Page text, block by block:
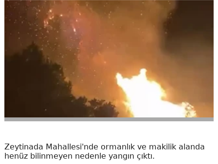
Zeytinada Mahallesi'nde ormanlık ve makilik alanda
henüz bilinmeyen nedenle yangın çıktı.